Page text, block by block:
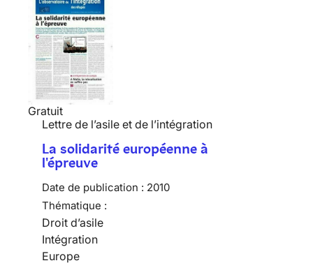
Gratuit
Lettre de l’asile et de l’intégration
La solidarité européenne à
l'épreuve
Date de publication : 2010
Thématique :
Droit d’asile
Intégration
Europe